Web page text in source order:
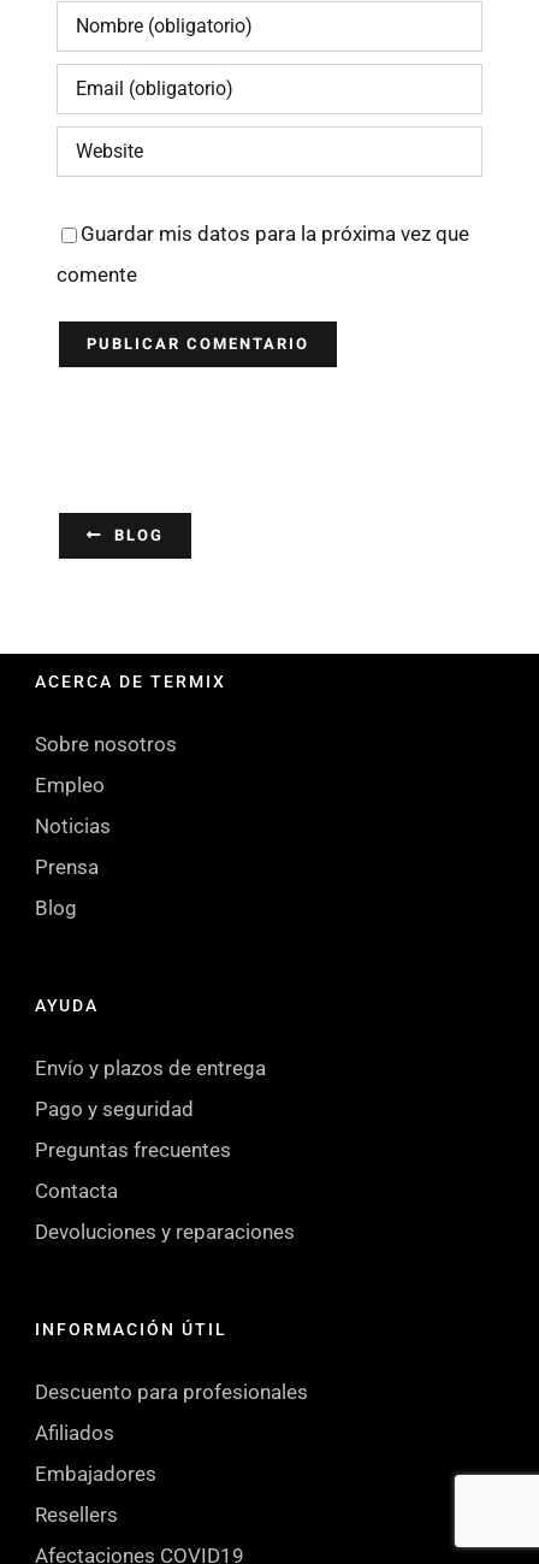
Guardar mis datos para la próxima vez que
comente
BLOG
ACERCA DE TERMIX
Sobre nosotros
Empleo
Noticias
Prensa
Blog
AYUDA
Envío y plazos de entrega
Pago y seguridad
Preguntas frecuentes
Contacta
Devoluciones y reparaciones
INFORMACIÓN ÚTIL
Descuento para profesionales
Afiliados
Embajadores
Resellers
Afectaciones COVID19